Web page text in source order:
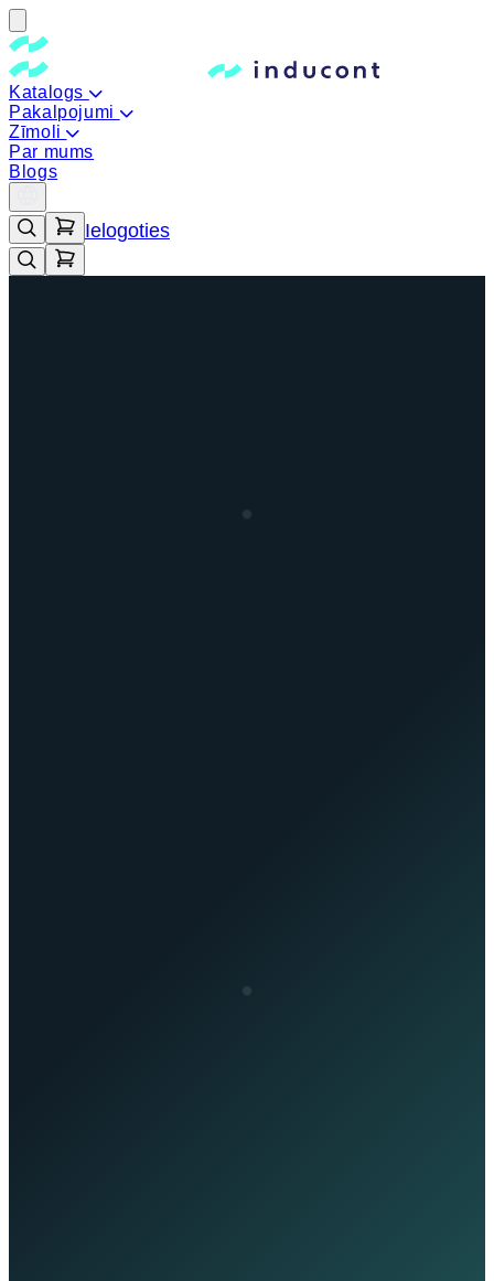
Katalogs
Pakalpojumi
Zīmoli
Par mums
Blogs
Ielogoties